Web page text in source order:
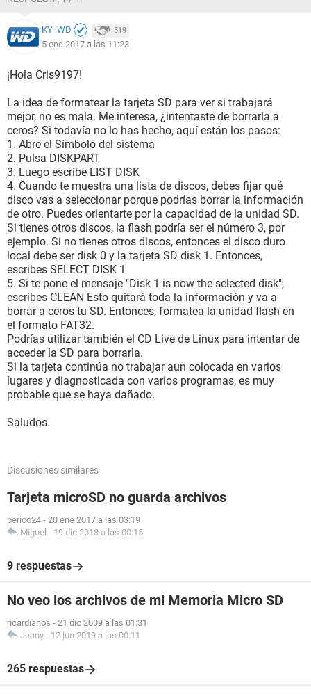
KY_WD 519
5 ene 2017 a las 11:23
¡Hola Cris9197!
La idea de formatear la tarjeta SD para ver si trabajará
mejor, no es mala. Me interesa, ¿intentaste de borrarla a
ceros? Si todavía no lo has hecho, aquí están los pasos:
1. Abre el Símbolo del sistema
2. Pulsa DISKPART
3. Luego escribe LIST DISK
4. Cuando te muestra una lista de discos, debes fijar qué
disco vas a seleccionar porque podrías borrar la información
de otro. Puedes orientarte por la capacidad de la unidad SD.
Si tienes otros discos, la flash podría ser el número 3, por
ejemplo. Si no tienes otros discos, entonces el disco duro
local debe ser disk 0 y la tarjeta SD disk 1. Entonces,
escribes SELECT DISK 1
5. Si te pone el mensaje "Disk 1 is now the selected disk",
escribes CLEAN Esto quitará toda la información y va a
borrar a ceros tu SD. Entonces, formatea la unidad flash en
el formato FAT32.
Podrías utilizar también el CD Live de Linux para intentar de
acceder la SD para borrarla.
Si la tarjeta continúa no trabajar aun colocada en varios
lugares y diagnosticada con varios programas, es muy
probable que se haya dañado.
Saludos.
Discusiones similares
Tarjeta microSD no guarda archivos
perico24 - 20 ene 2017 a las 03:19
Miguel - 19 dic 2018 a las 00:15
9 respuestas
No veo los archivos de mi Memoria Micro SD
ricardianos - 21 dic 2009 a las 01:31
Juany - 12 jun 2019 a las 00:11
265 respuestas